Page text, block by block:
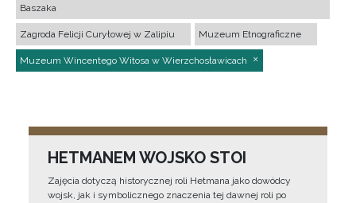
Baszaka
Zagroda Felicji Curyłowej w Zalipiu Muzeum Etnograficzne
Muzeum Wincentego Witosa w Wierzchosławicach
HETMANEM WOJSKO STOI
Zajęcia dotyczą historycznej roli Hetmana jako dowódcy
wojsk, jak i symbolicznego znaczenia tej dawnej roli po